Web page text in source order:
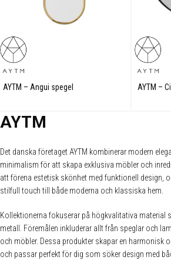
AYTM – Angui spegel AYTM –
AYTM
Det danska företaget AYTM kombinerar modern
minimalism för att skapa exklusiva möbler och
att förena estetisk skönhet med funktionell design,
stilfull touch till både moderna och klassiska hem.
Kollektionerna fokuserar på högkvalitativa material
metall. Föremålen inkluderar allt från speglar och
och möbler. Dessa produkter skapar en harmonisk
och passar perfekt för dig som söker design med